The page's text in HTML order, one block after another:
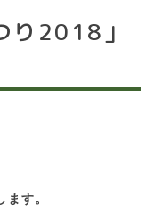
り2018」
す。